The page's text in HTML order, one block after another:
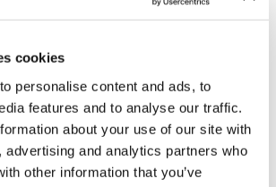
cookies
personalise content and ads, to
features and to analyse our traffic.
about your use of our site with
advertising and analytics partners who
other information that you’ve
Universiteit
Podcast
Studentenleven